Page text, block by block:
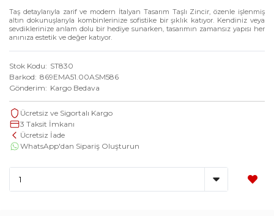
Taş detaylarıyla zarif ve modern İtalyan Tasarım Taşlı Zincir, özenle işlenmiş
altın dokunuşlarıyla kombinlerinize sofistike bir şıklık katıyor. Kendiniz veya
sevdiklerinize anlam dolu bir hediye sunarken, tasarımın zamansız yapısı her
anınıza estetik ve değer katıyor.
Stok Kodu
ST830
Barkod 869EMA51.00ASM586
Gönderim
Kargo Bedava
Ücretsiz ve Sigortalı Kargo
3 Taksit İmkanı
Ücretsiz İade
WhatsApp'dan Sipariş Oluşturun